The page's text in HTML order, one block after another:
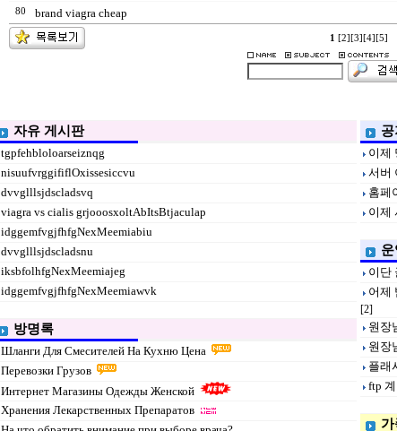
80 brand viagra cheap
1 [2] [3] [4] [5]
자유 게시판
tgpfehbloloarseiznqg
nisuufvrggififlOxissesiccvu
dvvglllsjdscladsvq
viagra vs cialis grjooosxoltAbItsBtjaculap
idggemfvgjfhfgNexMeemiabiu
dvvglllsjdscladsnu
iksbfolhfgNexMeemiajeg
idggemfvgjfhfgNexMeemiawvk
방명록
Шланги Для Смесителей На Кухню Цена
Перевозки Грузов
Интернет Магазины Одежды Женской
Хранения Лекарственных Препаратов
이제
서버
홈페
이제
이단
어제
[2]
원장
원장
플래
ftp